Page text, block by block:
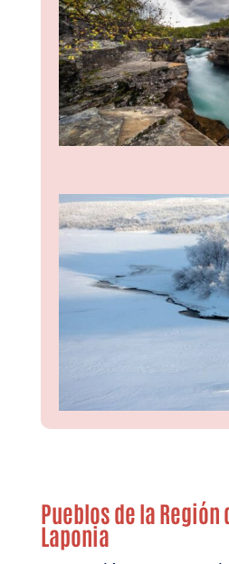
Pueblos de la Región
Laponia